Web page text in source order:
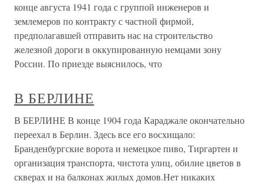
конце августа 1941 года с группой инженеров и
землемеров по контракту с частной фирмой,
предполагавшей отправить нас на строительство
железной дороги в оккупированную немцами зону
России. По приезде выяснилось, что
В БЕРЛИНЕ
В БЕРЛИНЕ В конце 1904 года Караджале окончательно
переехал в Берлин. Здесь все его восхищало:
Бранденбургские ворота и немецкое пиво, Тиргартен и
организация транспорта, чистота улиц, обилие цветов в
скверах и на балконах жилых домов.Нет никаких